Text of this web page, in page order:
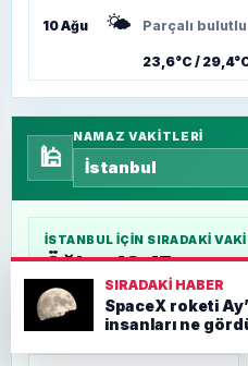
10 Ağu 🌤️ Parçalı bulutlu
23,6°C /
🕌
NAMAZ VAKITLERI
İSTANBUL IÇIN SIRADAKI
Öğle - 13:15
5 sa
SIRADAKI HABER
SpaceX roketi
insanları ne